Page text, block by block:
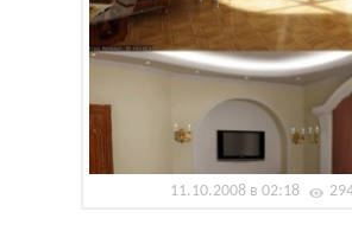
11.10.2008 в 02:18